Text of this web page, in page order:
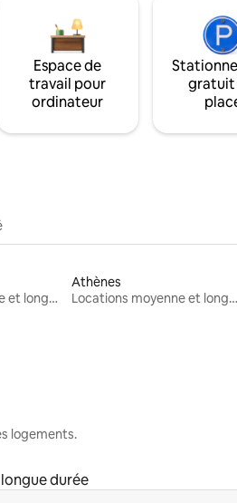
Espace de
travail pour
ordinateur
gratuit
Locations moyenne et longue durée
Athènes
Locations moyenne et longue durée
logements.
durée